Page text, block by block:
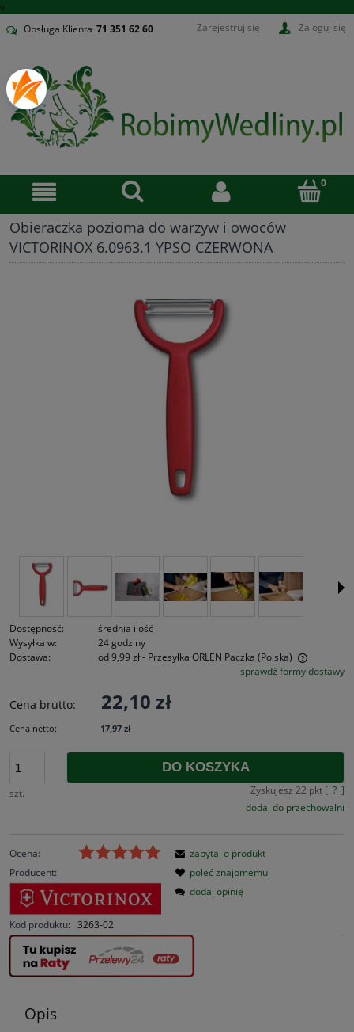
v
Obsługa Klienta 71 351 62 60 Zarejestruj się Zaloguj się
Obieraczka pozioma do warzyw i owoców
VICTORINOX 6.0963.1 YPSO CZERWONA
Dostępność:
średnia ilość
Wysyłka w:
24 godziny
Dostawa:
od 9,99 zł- Przesyłka ORLEN Paczka (Polska)
Cena nie zawiera ewentualnych kosztów płatnościsprawdź formy dostawy
Cena brutto: 22,10 zł
Cena netto: 17,97 zł
szt.
DO KOSZYKA
Zyskujesz 22 pkt [ ? ]
dodaj do przechowalni
Ocena:
Producent:
Kod produktu: 3263-02
zapytaj o produkt
poleć znajomemu
dodaj opinię
Opis